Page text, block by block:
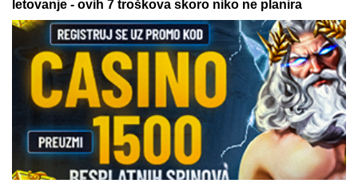
letovanje - ovih 7 troškova skoro niko ne planira